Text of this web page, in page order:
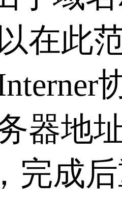
在此
器地
完成